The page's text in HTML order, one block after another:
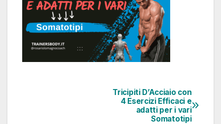
Tricipiti D’Acciaio con
4 Esercizi Efficaci e
adatti per i vari
Somatotipi